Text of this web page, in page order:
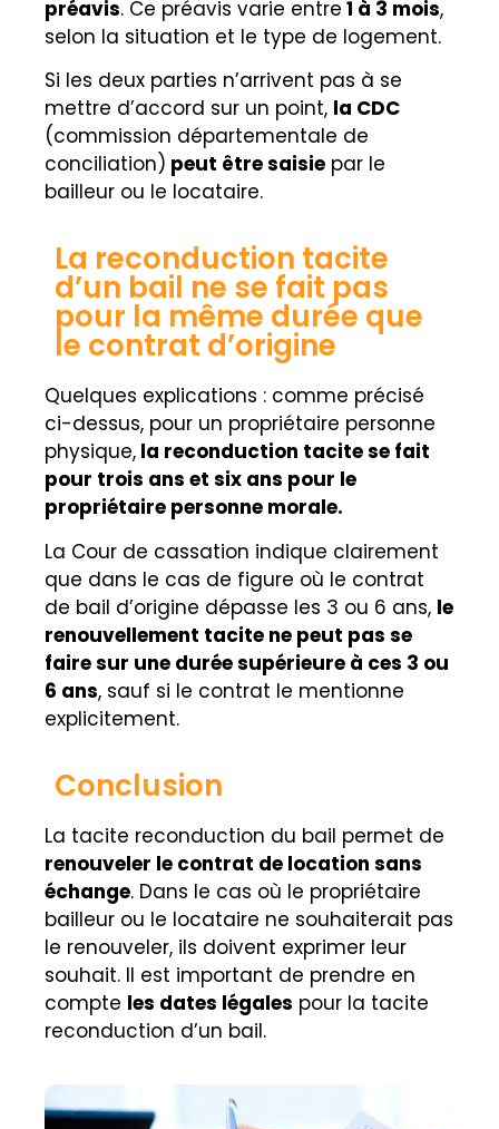
préavis. Ce préavis varie entre 1 à 3 mois,
selon la situation et le type de logement.
Si les deux parties n’arrivent pas à se
mettre d’accord sur un point, la CDC
(commission départementale de
conciliation) peut être saisie par le
bailleur ou le locataire.
La reconduction tacite
d’un bail ne se fait pas
pour la même durée que
le contrat d’origine
Quelques explications : comme précisé
ci-dessus, pour un propriétaire personne
physique, la reconduction tacite se fait
pour trois ans et six ans pour le
propriétaire personne morale.
La Cour de cassation indique clairement
que dans le cas de figure où le contrat
de bail d’origine dépasse les 3 ou 6 ans, le
renouvellement tacite ne peut pas se
faire sur une durée supérieure à ces 3 ou
6 ans, sauf si le contrat le mentionne
explicitement.
Conclusion
La tacite reconduction du bail permet de
renouveler le contrat de location sans
échange. Dans le cas où le propriétaire
bailleur ou le locataire ne souhaiterait pas
le renouveler, ils doivent exprimer leur
souhait. Il est important de prendre en
compte les dates légales pour la tacite
reconduction d’un bail.